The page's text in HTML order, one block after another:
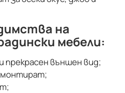
на
мебели:
прекрасен външен вид;